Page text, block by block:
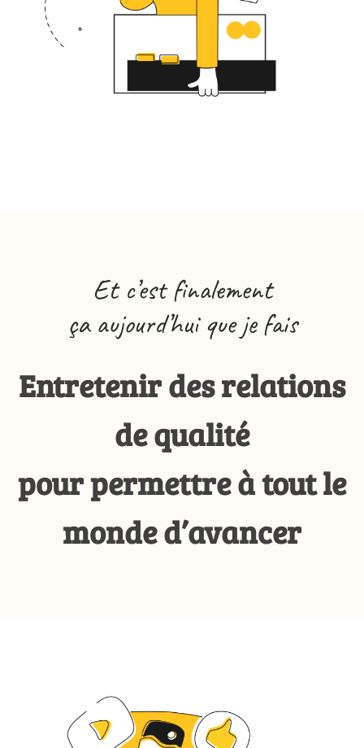
Et c’est finalement
ça aujourd’hui que je fais
Entretenir des relations
de qualité
pour permettre à tout le
monde d’avancer